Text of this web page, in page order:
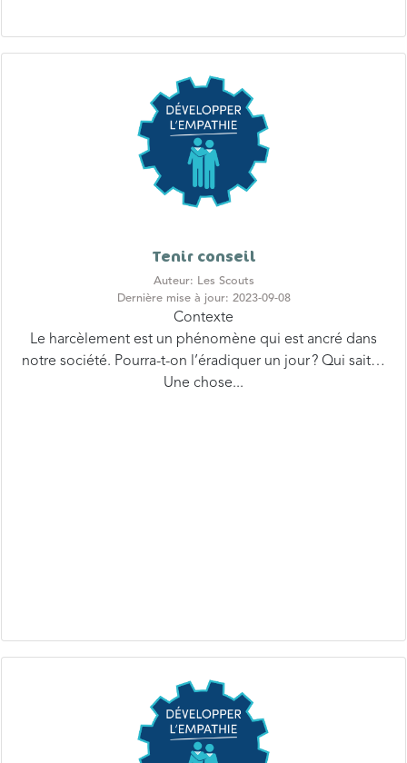
Auteur: Les Scouts
Contexte
Le harcèlement est un phénomène qui est ancré dans
notre société. Pourra-t-on l’éradiquer un jour ? Qui sait…
Une chose...